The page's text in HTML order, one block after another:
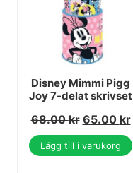
Disney Mimmi Pigg
Joy 7-delat skrivset
68.00kr 65.00 kr
Lägg till i varukorg